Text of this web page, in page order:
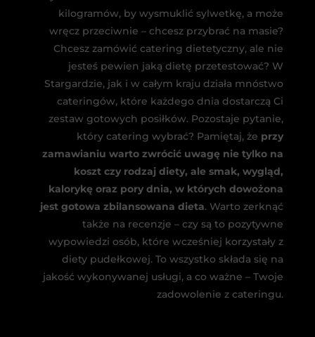
kilogramów, by wysmuklić sylwetkę, a może
wręcz przeciwnie – chcesz przybrać na masie?
Chcesz zamówić catering dietetyczny, ale nie
jesteś pewien jaką dietę przetestować? W
Stargardzie, jak i w całym kraju działa mnóstwo
cateringów, które każdego dnia dostarczą Ci
zestaw gotowych posiłków. Pozostaje pytanie,
który catering wybrać? Pamiętaj, że przy
zamawianiu warto zwrócić uwagę nie tylko na
koszt czy rodzaj diety, ale smak, wygląd,
kalorykę oraz pory dnia, w których dowożona
jest gotowa zbilansowana dieta. Warto zerknąć
także na recenzje – czy są to pozytywne
wypowiedzi osób, które wcześniej korzystały z
diety pudełkowej. To wszystko składa się na
jakość wykonywanej usługi, a co ważne – Twoje
zadowolenie z cateringu.